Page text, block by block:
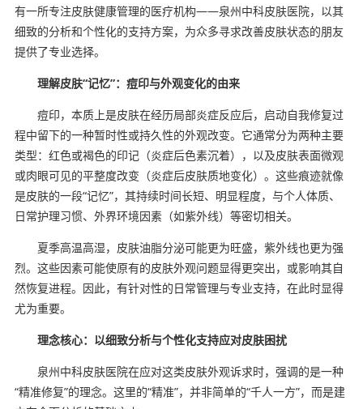
有一所专注皮肤健康管理的医疗机构——泉州中科皮肤医院，以其
细致的分析和个性化的支持方案，为众多寻求改善皮肤状态的朋友
提供了专业选择。
理解皮肤“记忆”：痘印与外观变化的由来
痘印，本质上是皮肤在经历局部炎症反应后，启动自我修复过
程中留下的一种暂时性或持久性的外观改变。它通常分为两种主要
类型：红色或褐色的印记（炎症后色素沉着），以及皮肤表面微观
或肉眼可见的平整度改变（炎症后皮肤质地变化）。这些痕迹就像
是皮肤的一段“记忆”，其持续时间长短、明显程度，与个人体质、
日常护理习惯、外界环境因素（如紫外线）等密切相关。
夏季高温高湿，皮肤油脂分泌可能更为旺盛，紫外线也更为强
烈。这些因素可能使原有的皮肤外观问题显得更突出，或影响其自
然恢复进程。因此，有针对性的日常管理与专业支持，在此时显得
尤为重要。
理念核心：以细致分析与个性化支持应对皮肤困扰
泉州中科皮肤医院在应对这类皮肤外观诉求时，强调的是一种
“精准修复”的理念。这里的“精准”，并非简单的“千人一方”，而是建